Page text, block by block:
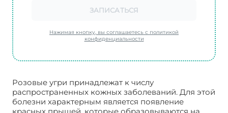
ЗАПИСАТЬСЯ
Нажимая кнопку, вы соглашаетесь с политикой
конфиденциальности
Розовые угри принадлежат к числу
распространенных кожных заболеваний. Для этой
болезни характерным является появление
красных прыщей, которые образовываются на